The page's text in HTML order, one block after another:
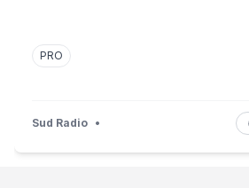
PRO
Sud Radio •